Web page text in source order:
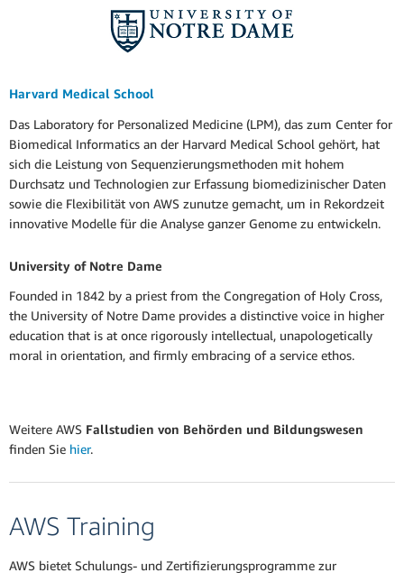
Harvard Medical School
Das Laboratory for Personalized Medicine (LPM), das zum Center for
Biomedical Informatics an der Harvard Medical School gehört, hat
sich die Leistung von Sequenzierungsmethoden mit hohem
Durchsatz und Technologien zur Erfassung biomedizinischer Daten
sowie die Flexibilität von AWS zunutze gemacht, um in Rekordzeit
innovative Modelle für die Analyse ganzer Genome zu entwickeln.
University of Notre Dame
Founded in 1842 by a priest from the Congregation of Holy Cross,
the University of Notre Dame provides a distinctive voice in higher
education that is at once rigorously intellectual, unapologetically
moral in orientation, and firmly embracing of a service ethos.
Weitere AWS Fallstudien von Behörden und Bildungswesen
finden Sie hier.
AWS Training
AWS bietet Schulungs- und Zertifizierungsprogramme zur